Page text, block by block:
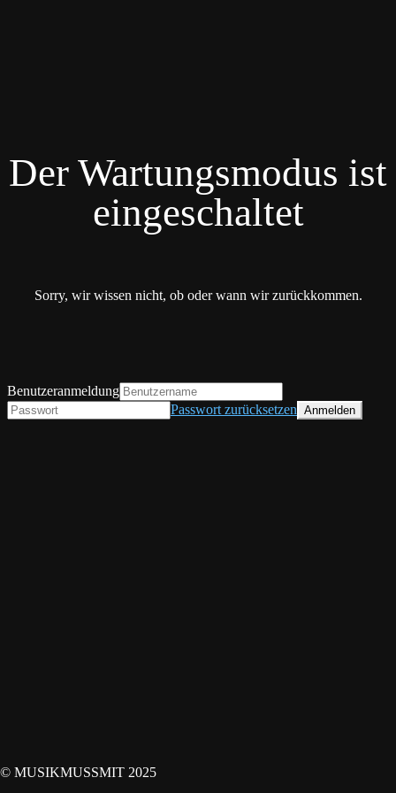
Der Wartungsmodus ist
eingeschaltet
Sorry, wir wissen nicht, ob oder wann wir zurückkommen.
© MUSIKMUSSMIT 2025
Benutzeranmeldung
Passwort zurücksetzen